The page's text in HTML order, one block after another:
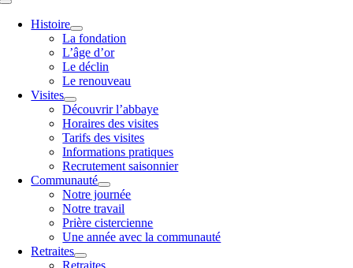
Toggle
NavigationHistoire
La fondation
L’âge d’or
Le déclin
Le renouveau
Visites
Découvrir l’abbaye
Horaires des visites
Tarifs des visites
Informations pratiques
Recrutement saisonnier
Communauté
Notre journée
Notre travail
Prière cistercienne
Une année avec la communauté
Retraites
Retraites